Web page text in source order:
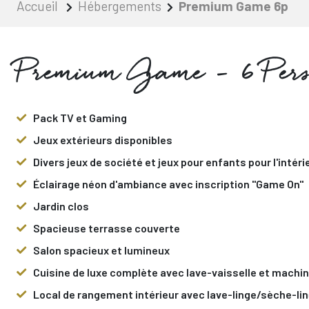
Accueil Hébergements Premium Game 6p
Premium Game - 6
Pack TV et Gaming
Jeux extérieurs disponibles
Divers jeux de société et jeux pour enfants pour
Éclairage néon d'ambiance avec inscription "Game On"
Jardin clos
Spacieuse terrasse couverte
Salon spacieux et lumineux
Cuisine de luxe complète avec lave-vaisselle et
Local de rangement intérieur avec lave-linge/sèche-